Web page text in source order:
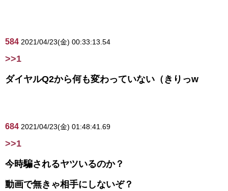
584 2021/04/23(金) 00:33:13.54
>>1
ダイヤルQ2から何も変わっていない（きりっw
684 2021/04/23(金) 01:48:41.69
>>1
今時騙されるヤツいるのか？
動画で無きゃ相手にしないぞ？